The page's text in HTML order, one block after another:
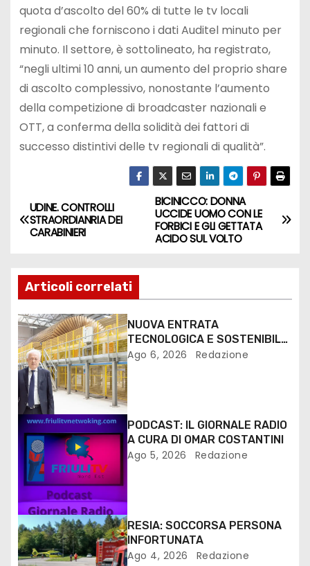
quota d’ascolto del 60% di tutte le tv locali
regionali che forniscono i dati Auditel minuto per
minuto. Il settore, è sottolineato, ha registrato,
“negli ultimi 10 anni, un aumento del proprio share
di ascolto complessivo, nonostante l’aumento
della competizione di broadcaster nazionali e
OTT, a conferma della solidità dei fattori di
successo distintivi delle tv regionali di qualità”.
BICINICCO: DONNA
UCCIDE UOMO CON LE
FORBICI E GLI GETTATA
ACIDO SUL VOLTO
UDINE. CONTROLLI
STRAORDIANRIA DEI
CARABINIERI
Articoli correlati
NUOVA ENTRATA
TECNOLOGICA E SOSTENIBILE
PER I MEZZI PESANTI ALLA
Ago 6, 2026 Redazione
PODCAST: IL GIORNALE RADIO
A CURA DI OMAR COSTANTINI
Ago 5, 2026 Redazione
RESIA: SOCCORSA PERSONA
INFORTUNATA
Ago 4, 2026 Redazione